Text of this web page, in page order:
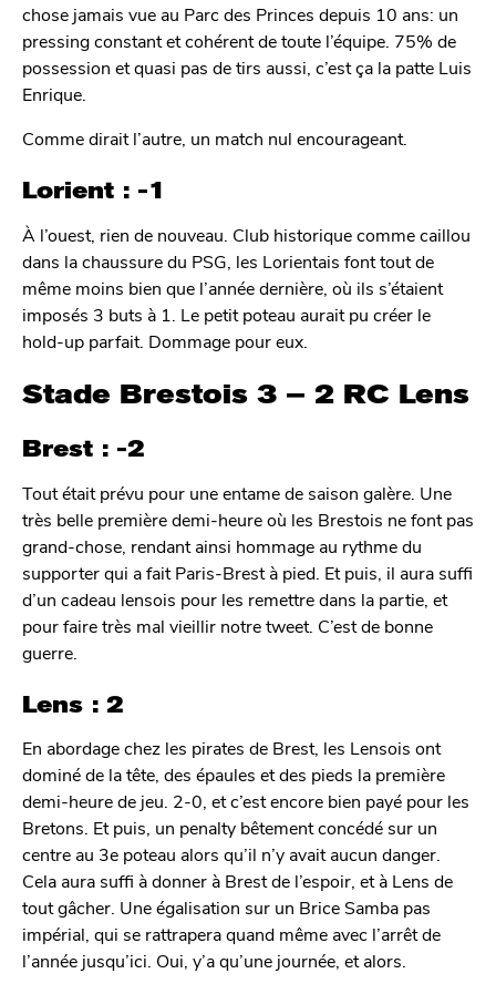
chose jamais vue au Parc des Princes depuis 10 ans: un
pressing constant et cohérent de toute l’équipe. 75% de
possession et quasi pas de tirs aussi, c’est ça la patte Luis
Enrique.
Comme dirait l’autre, un match nul encourageant.
Lorient : -1
À l’ouest, rien de nouveau. Club historique comme caillou
dans la chaussure du PSG, les Lorientais font tout de
même moins bien que l’année dernière, où ils s’étaient
imposés 3 buts à 1. Le petit poteau aurait pu créer le
hold-up parfait. Dommage pour eux.
Stade Brestois 3 – 2 RC Lens
Brest : -2
Tout était prévu pour une entame de saison galère. Une
très belle première demi-heure où les Brestois ne font pas
grand-chose, rendant ainsi hommage au rythme du
supporter qui a fait Paris-Brest à pied. Et puis, il aura suffi
d’un cadeau lensois pour les remettre dans la partie, et
pour faire très mal vieillir notre tweet. C’est de bonne
guerre.
Lens : 2
En abordage chez les pirates de Brest, les Lensois ont
dominé de la tête, des épaules et des pieds la première
demi-heure de jeu. 2-0, et c’est encore bien payé pour les
Bretons. Et puis, un penalty bêtement concédé sur un
centre au 3e poteau alors qu’il n’y avait aucun danger.
Cela aura suffi à donner à Brest de l’espoir, et à Lens de
tout gâcher. Une égalisation sur un Brice Samba pas
impérial, qui se rattrapera quand même avec l’arrêt de
l’année jusqu’ici. Oui, y’a qu’une journée, et alors.